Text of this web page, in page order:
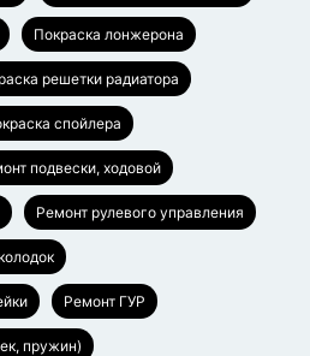
Покраска лонжерона
решетки радиатора
спойлера
подвески, ходовой
Ремонт рулевого управления
Ремонт ГУР
пружин)